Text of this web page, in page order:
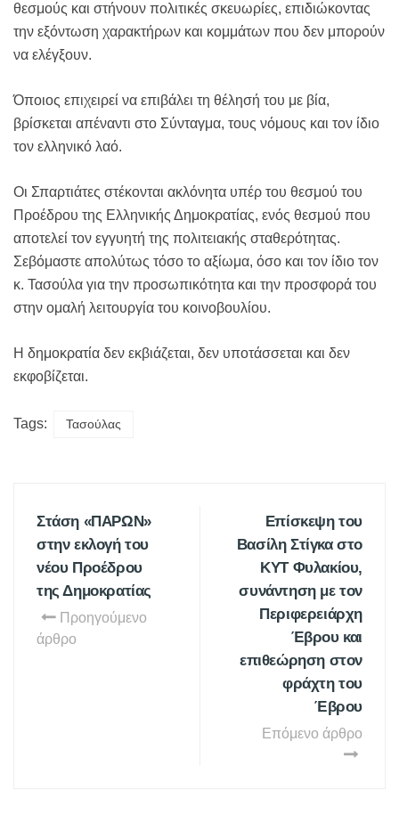
θεσμούς και στήνουν πολιτικές σκευωρίες, επιδιώκοντας
την εξόντωση χαρακτήρων και κομμάτων που δεν μπορούν
να ελέγξουν.
Όποιος επιχειρεί να επιβάλει τη θέλησή του με βία,
βρίσκεται απέναντι στο Σύνταγμα, τους νόμους και τον ίδιο
τον ελληνικό λαό.
Οι Σπαρτιάτες στέκονται ακλόνητα υπέρ του θεσμού του
Προέδρου της Ελληνικής Δημοκρατίας, ενός θεσμού που
αποτελεί τον εγγυητή της πολιτειακής σταθερότητας.
Σεβόμαστε απολύτως τόσο το αξίωμα, όσο και τον ίδιο τον
κ. Τασούλα για την προσωπικότητα και την προσφορά του
στην ομαλή λειτουργία του κοινοβουλίου.
Η δημοκρατία δεν εκβιάζεται, δεν υποτάσσεται και δεν
εκφοβίζεται.
Tags: Τασούλας
Στάση «ΠΑΡΩΝ»
στην εκλογή του
νέου Προέδρου
της Δημοκρατίας
Προηγούμενο
άρθρο
Επίσκεψη του
Βασίλη Στίγκα στο
ΚΥΤ Φυλακίου,
συνάντηση με τον
Περιφερειάρχη
Έβρου και
επιθεώρηση στον
φράχτη του
Έβρου
Επόμενο άρθρο